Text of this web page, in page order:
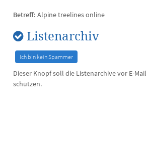
Betreff: Alpine treelines online
Listenarchiv
Dieser Knopf soll die Listenarchive vor E-
schützen.